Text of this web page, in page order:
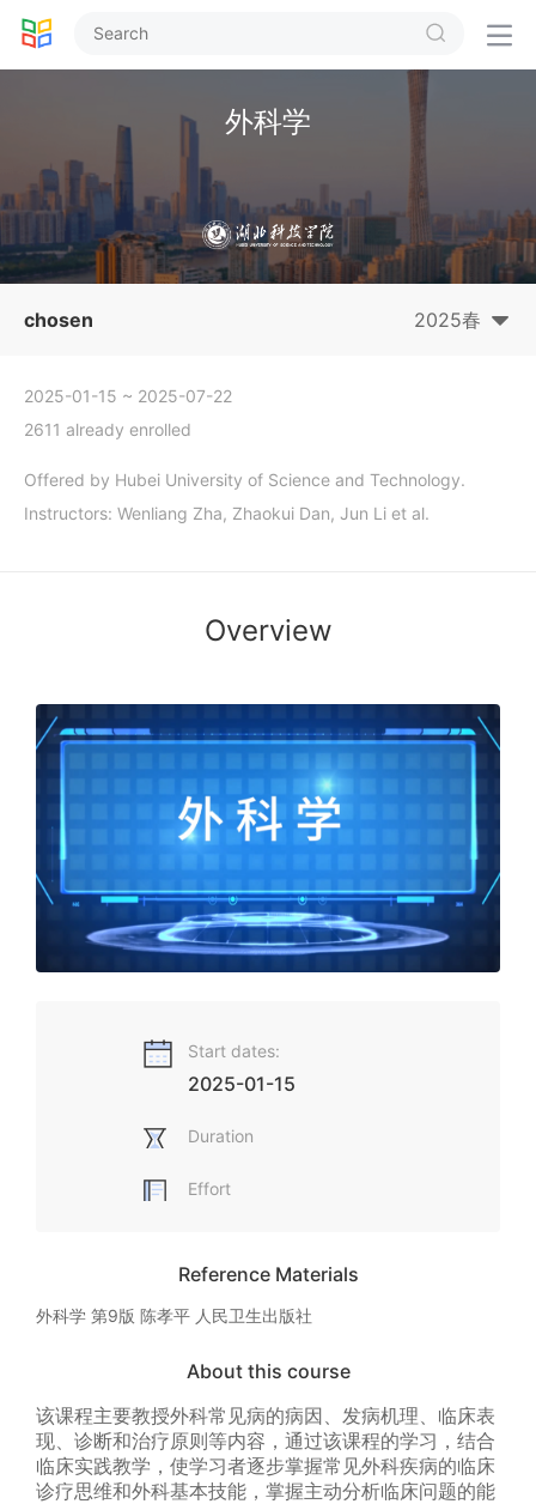
 
外科学
chosen 2025春
2025-01-15 ~ 2025-07-22
2611 already enrolled
Offered by Hubei University of Science and Technology.
Instructors: Wenliang Zha, Zhaokui Dan, Jun Li et al.
Overview
欢迎广大同学收看、学习！ 该课程主要教授外科常见病的病
因、发病机理、临床表现、诊断和治疗原则等内容，通过该课
程的学习，结合临床实践教学，使学习者逐步掌握常见外科疾
病的临床诊疗思维和外科基本技能，掌握主动分析临床问题的
能力、自主解决临床和学习方面遇到的问题的能力，同时，培
养其高尚的职业道德和良好的医德医风，养成严谨的科学态
度，养成自主学习、终身学习的理念，培养团队合作精神。
Start dates:
2025-01-15
Duration
Effort
Reference Materials
外科学 第9版 陈孝平 人民卫生出版社
About this course
该课程主要教授外科常见病的病因、发病机理、临床表
现、诊断和治疗原则等内容，通过该课程的学习，结合
临床实践教学，使学习者逐步掌握常见外科疾病的临床
诊疗思维和外科基本技能，掌握主动分析临床问题的能